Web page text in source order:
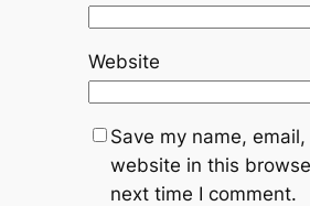
Website
Save my name, email,
website in this
next time I comment.